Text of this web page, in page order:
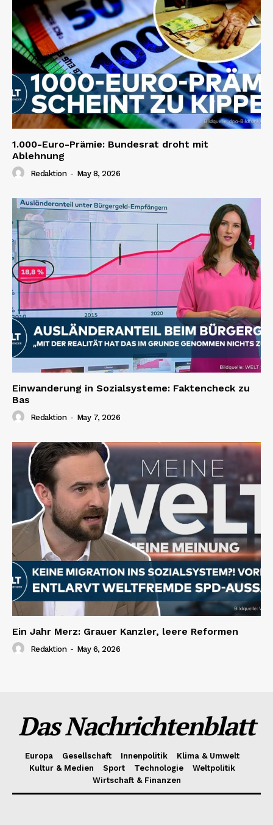
1.000-Euro-Prämie: Bundesrat droht mit
Ablehnung
Redaktion - May 8, 2026
Einwanderung in Sozialsysteme: Faktencheck zu
Bas
Redaktion - May 7, 2026
Ein Jahr Merz: Grauer Kanzler, leere Reformen
Redaktion - May 6, 2026
Das Nachrichtenblatt
Europa Gesellschaft Innenpolitik
Klima & Umwelt
Kultur & Medien
Sport Technologie
Weltpolitik
Wirtschaft & Finanzen